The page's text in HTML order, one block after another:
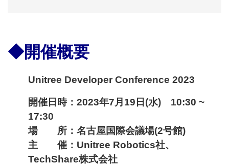
◆開催概要
Unitree Developer Conference 2023
開催日時：2023年7月19日(水) 10:30 ~
17:30
場 所：名古屋国際会議場(2号館)
主 催： Unitree Robotics社、
TechShare株式会社